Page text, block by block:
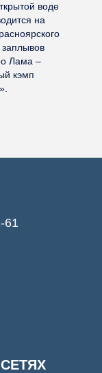
воде
на
Лама –
кэмп
61